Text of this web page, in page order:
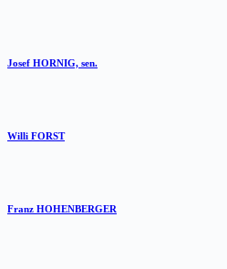
Josef HORNIG, sen.
Willi FORST
Franz HOHENBERGER